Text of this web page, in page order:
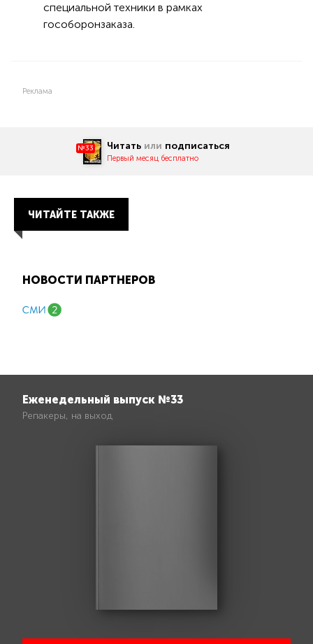
специальной техники в рамках
гособоронзаказа.
Реклама
№33 Читать или подписаться
Первый месяц бесплатно
ЧИТАЙТЕ ТАКЖЕ
НОВОСТИ ПАРТНЕРОВ
Еженедельный выпуск №33
Репакеры, на выход